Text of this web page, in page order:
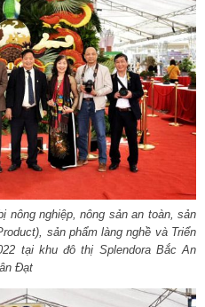
nông nghiệp, nông sản an toàn, sản
sản phẩm làng nghề và Triển
tại khu đô thị Splendora Bắc An
Đạt